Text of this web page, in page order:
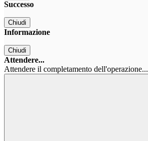
Successo
Chiudi
Informazione
Chiudi
Attendere...
Attendere il completamento dell'operazione...